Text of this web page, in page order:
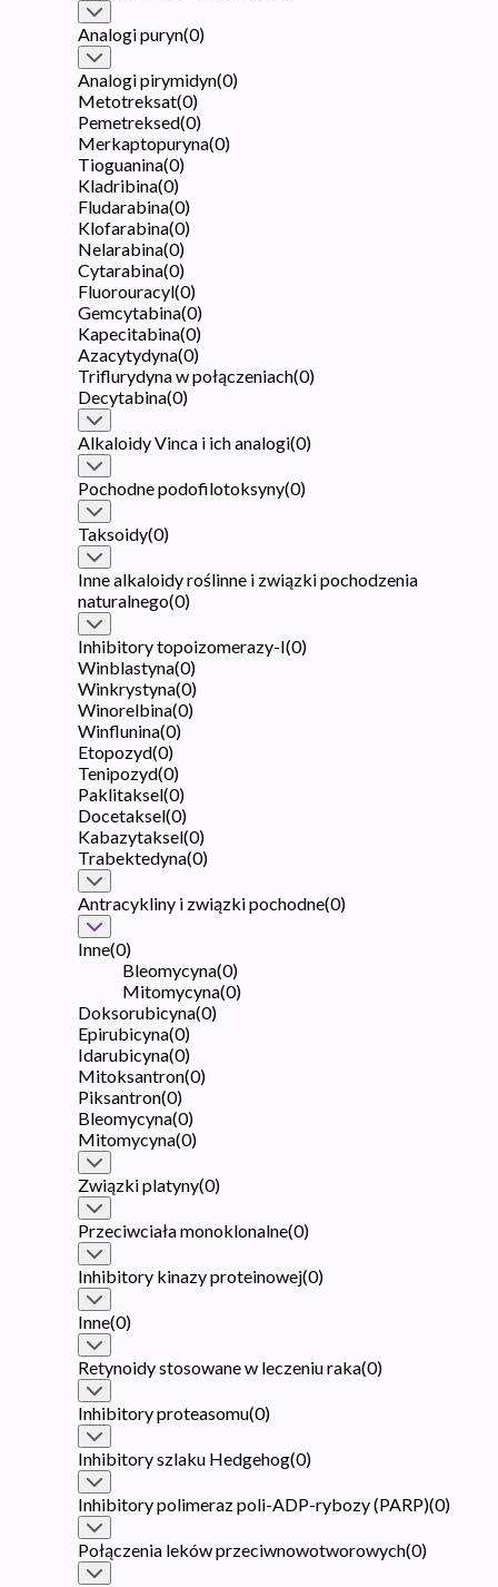
Analogi puryn(0)
Analogi pirymidyn(0)
Metotreksat(0)
Pemetreksed(0)
Merkaptopuryna(0)
Tioguanina(0)
Kladribina(0)
Fludarabina(0)
Klofarabina(0)
Nelarabina(0)
Cytarabina(0)
Fluorouracyl(0)
Gemcytabina(0)
Kapecitabina(0)
Azacytydyna(0)
Triflurydyna w połączeniach(0)
Decytabina(0)
Alkaloidy Vinca i ich analogi(0)
Pochodne podofilotoksyny(0)
Taksoidy(0)
Inne alkaloidy roślinne i związki pochodzenia
naturalnego(0)
Inhibitory topoizomerazy-I(0)
Winblastyna(0)
Winkrystyna(0)
Winorelbina(0)
Winflunina(0)
Etopozyd(0)
Tenipozyd(0)
Paklitaksel(0)
Docetaksel(0)
Kabazytaksel(0)
Trabektedyna(0)
Antracykliny i związki pochodne(0)
Inne(0)
Bleomycyna(0)
Mitomycyna(0)
Doksorubicyna(0)
Epirubicyna(0)
Idarubicyna(0)
Mitoksantron(0)
Piksantron(0)
Bleomycyna(0)
Mitomycyna(0)
Związki platyny(0)
Przeciwciała monoklonalne(0)
Inhibitory kinazy proteinowej(0)
Inne(0)
Retynoidy stosowane w leczeniu raka(0)
Inhibitory proteasomu(0)
Inhibitory szlaku Hedgehog(0)
Inhibitory polimeraz poli-ADP-rybozy (PARP)(0)
Połączenia leków przeciwnowotworowych(0)